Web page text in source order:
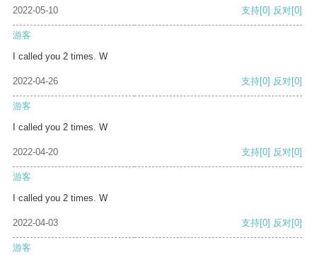
2022-05-10 支持[0] 反对[0]
游客
I called you 2 times. W
2022-04-26 支持[0] 反对[0]
游客
I called you 2 times. W
2022-04-20 支持[0] 反对[0]
游客
I called you 2 times. W
2022-04-03 支持[0] 反对[0]
游客